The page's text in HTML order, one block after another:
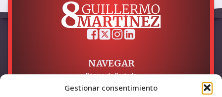
Gestionar consentimiento
NAVEGAR
Página de Portada